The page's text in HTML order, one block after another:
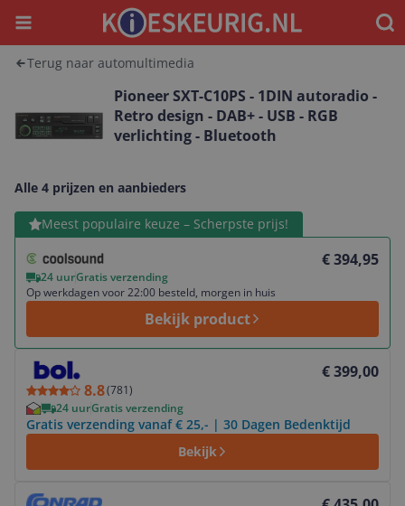
Menu
Terug naar automultimedia
Pioneer SXT-C10PS - 1DIN autoradio -
Retro design - DAB+ - USB - RGB
verlichting - Bluetooth
Alle 4 prijzen en aanbieders
Meest populaire keuze – Scherpste prijs!
€ 394,95
24 uurGratis verzending
Op werkdagen voor 22:00 besteld, morgen in huis
Bekijk product
Bekijk product
8.8(781)
€ 399,00
24 uurGratis verzending
Gratis verzending vanaf € 25,- | 30 Dagen Bedenktijd
Bekijk
Bekijk product
Bekijk product